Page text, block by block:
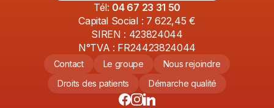
Tél: 04 67 23 31 50
Capital Social : 7 622,45 €
SIREN : 423824044
N°TVA : FR24423824044
Contact Le groupe
Nous rejoindre
Droits des patients
Démarche qualité